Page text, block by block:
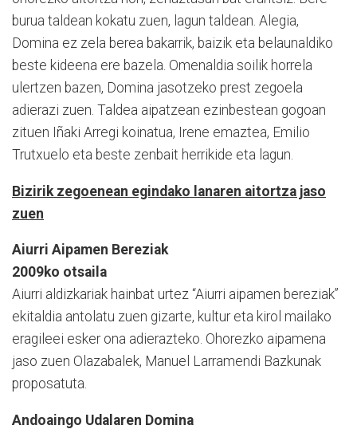
burua taldean kokatu zuen, lagun taldean. Alegia,
Domina ez zela berea bakarrik, baizik eta belaunaldiko
beste kideena ere bazela. Omenaldia soilik horrela
ulertzen bazen, Domina jasotzeko prest zegoela
adierazi zuen. Taldea aipatzean ezinbestean gogoan
zituen Iñaki Arregi koinatua, Irene emaztea, Emilio
Trutxuelo eta beste zenbait herrikide eta lagun.
Bizirik zegoenean egindako lanaren aitortza jaso
zuen
Aiurri Aipamen Bereziak
2009ko otsaila
Aiurri aldizkariak hainbat urtez “Aiurri aipamen bereziak”
ekitaldia antolatu zuen gizarte, kultur eta kirol mailako
eragileei esker ona adierazteko. Ohorezko aipamena
jaso zuen Olazabalek, Manuel Larramendi Bazkunak
proposatuta.
Andoaingo Udalaren Domina